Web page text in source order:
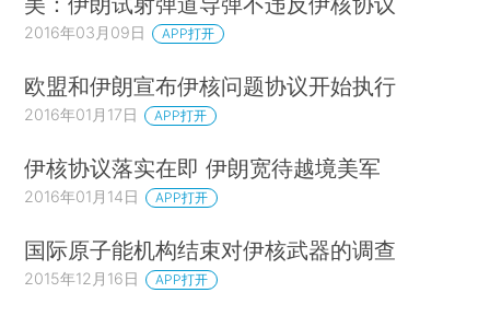
2016年03月09日 APP打开
欧盟和伊朗宣布伊核问题协议开始执行
2016年01月17日 APP打开
伊核协议落实在即 伊朗宽待越境美军
2016年01月14日 APP打开
国际原子能机构结束对伊核武器的调查
2015年12月16日 APP打开